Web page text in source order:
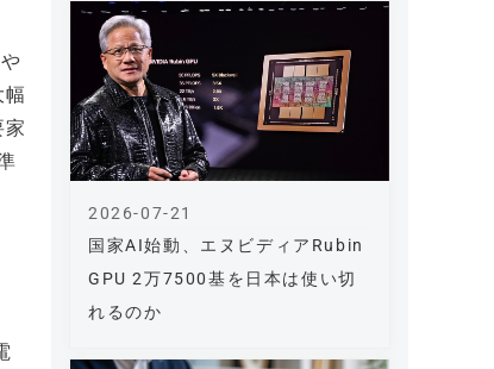
国家AI始動、エヌビディアRubin
GPU 2万7500基を日本は使い切
れるのか
2026-07-21